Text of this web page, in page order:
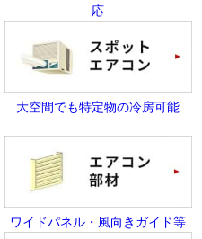
応
大空間でも特定物の冷房可能
ワイドパネル・風向きガイド等